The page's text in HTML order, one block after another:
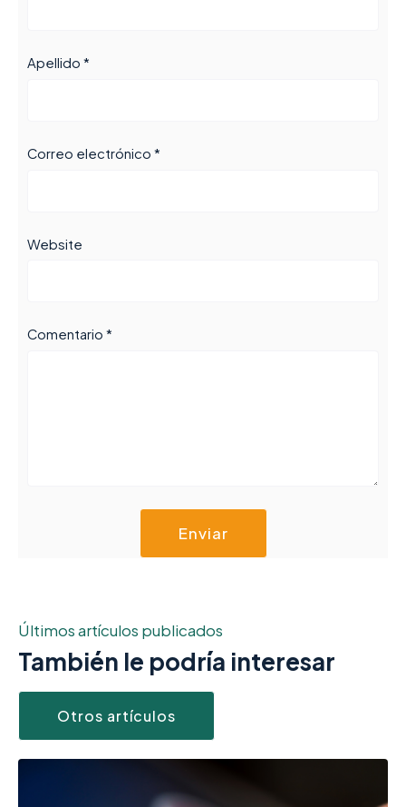
Apellido *
Correo electrónico *
Website
Comentario *
Últimos artículos publicados
También le podría interesar
Otros artículos